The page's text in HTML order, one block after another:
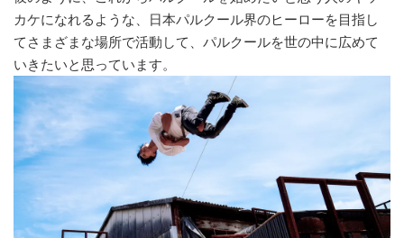
カケになれるような、日本パルクール界のヒーローを目指し
てさまざまな場所で活動して、パルクールを世の中に広めて
いきたいと思っています。